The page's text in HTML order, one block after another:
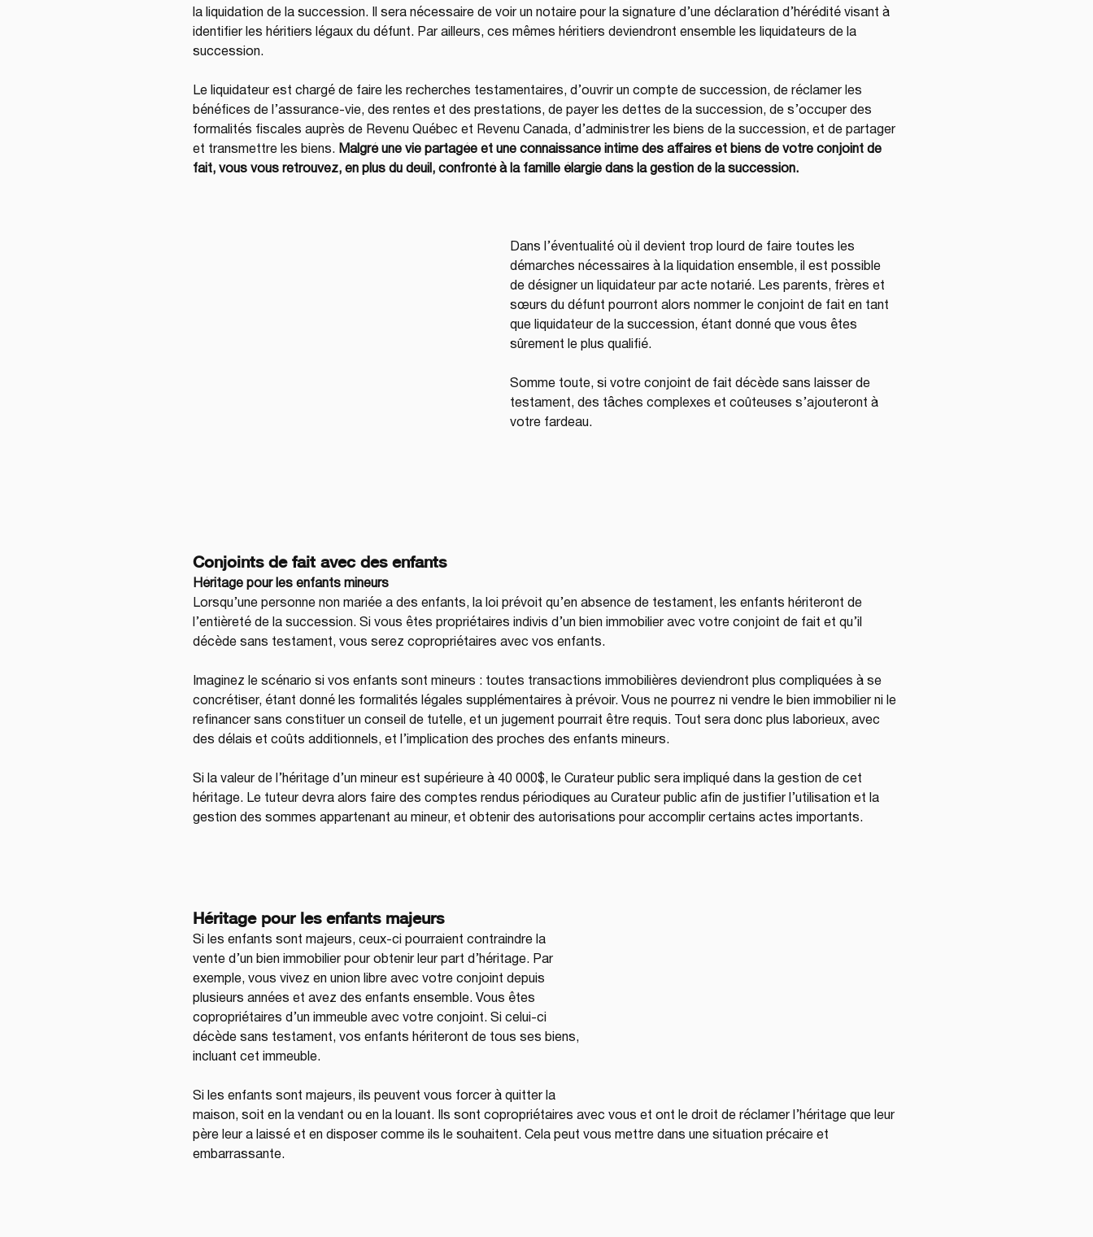
la liquidation de la succession. Il sera nécessaire de voir un notaire pour la signature d’une déclaration d’hérédité visant à
identifier les héritiers légaux du défunt. Par ailleurs, ces mêmes héritiers deviendront ensemble les liquidateurs de la
succession.
Le liquidateur est chargé de faire les recherches testamentaires, d’ouvrir un compte de succession, de réclamer les
bénéfices de l’assurance-vie, des rentes et des prestations, de payer les dettes de la succession, de s’occuper des
formalités fiscales auprès de Revenu Québec et Revenu Canada, d’administrer les biens de la succession, et de partager
et transmettre les biens. Malgré une vie partagée et une connaissance intime des affaires et biens de votre conjoint de
fait, vous vous retrouvez, en plus du deuil, confronté à la famille élargie dans la gestion de la succession.
Dans l’éventualité où il devient trop lourd de faire toutes les
démarches nécessaires à la liquidation ensemble, il est possible
de désigner un liquidateur par acte notarié. Les parents, frères et
sœurs du défunt pourront alors nommer le conjoint de fait en tant
que liquidateur de la succession, étant donné que vous êtes
sûrement le plus qualifié.
Somme toute, si votre conjoint de fait décède sans laisser de
testament, des tâches complexes et coûteuses s’ajouteront à
votre fardeau.
Conjoints de fait avec des enfants
Héritage pour les enfants mineurs
Lorsqu’une personne non mariée a des enfants, la loi prévoit qu’en absence de testament, les enfants hériteront de
l’entièreté de la succession. Si vous êtes propriétaires indivis d’un bien immobilier avec votre conjoint de fait et qu’il
décède sans testament, vous serez copropriétaires avec vos enfants.
Imaginez le scénario si vos enfants sont mineurs : toutes transactions immobilières deviendront plus compliquées à se
concrétiser, étant donné les formalités légales supplémentaires à prévoir. Vous ne pourrez ni vendre le bien immobilier ni le
refinancer sans constituer un conseil de tutelle, et un jugement pourrait être requis. Tout sera donc plus laborieux, avec
des délais et coûts additionnels, et l’implication des proches des enfants mineurs.
Si la valeur de l’héritage d’un mineur est supérieure à 40 000$, le Curateur public sera impliqué dans la gestion de cet
héritage. Le tuteur devra alors faire des comptes rendus périodiques au Curateur public afin de justifier l’utilisation et la
gestion des sommes appartenant au mineur, et obtenir des autorisations pour accomplir certains actes importants.
Héritage pour les enfants majeurs
Si les enfants sont majeurs, ceux-ci pourraient contraindre la
vente d’un bien immobilier pour obtenir leur part d’héritage. Par
exemple, vous vivez en union libre avec votre conjoint depuis
plusieurs années et avez des enfants ensemble. Vous êtes
copropriétaires d’un immeuble avec votre conjoint. Si celui-ci
décède sans testament, vos enfants hériteront de tous ses biens,
incluant cet immeuble.
Si les enfants sont majeurs, ils peuvent vous forcer à quitter la
maison, soit en la vendant ou en la louant. Ils sont copropriétaires avec vous et ont le droit de réclamer l’héritage que leur
père leur a laissé et en disposer comme ils le souhaitent. Cela peut vous mettre dans une situation précaire et
embarrassante.